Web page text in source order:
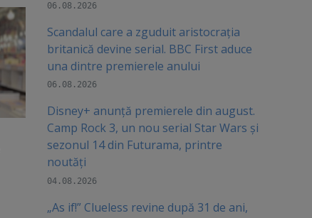
06.08.2026
Scandalul care a zguduit aristocrația
britanică devine serial. BBC First aduce
una dintre premierele anului
06.08.2026
Disney+ anunță premierele din august.
Camp Rock 3, un nou serial Star Wars și
sezonul 14 din Futurama, printre
noutăți
04.08.2026
„As if!” Clueless revine după 31 de ani,